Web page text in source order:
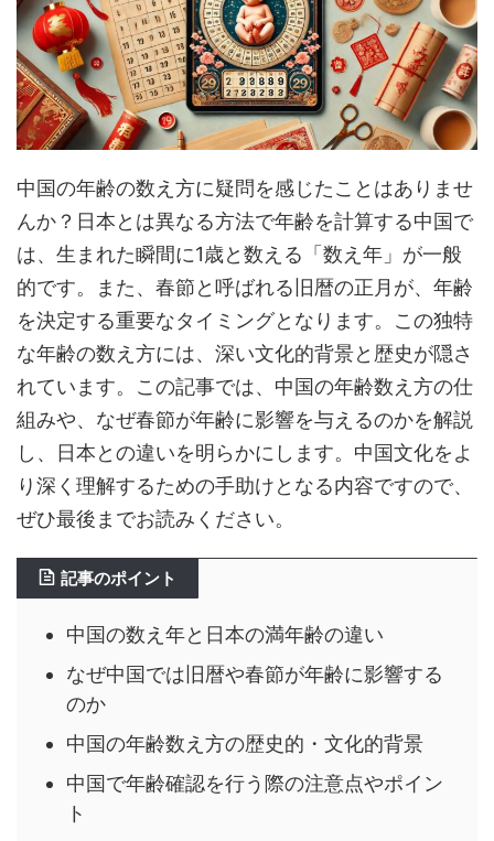
中国の年齢の数え方に疑問を感じたことはありませ
んか？日本とは異なる方法で年齢を計算する中国で
は、生まれた瞬間に1歳と数える「数え年」が一般
的です。また、春節と呼ばれる旧暦の正月が、年齢
を決定する重要なタイミングとなります。この独特
な年齢の数え方には、深い文化的背景と歴史が隠さ
れています。この記事では、中国の年齢数え方の仕
組みや、なぜ春節が年齢に影響を与えるのかを解説
し、日本との違いを明らかにします。中国文化をよ
り深く理解するための手助けとなる内容ですので、
ぜひ最後までお読みください。
記事のポイント
中国の数え年と日本の満年齢の違い
なぜ中国では旧暦や春節が年齢に影響する
のか
中国の年齢数え方の歴史的・文化的背景
中国で年齢確認を行う際の注意点やポイン
ト